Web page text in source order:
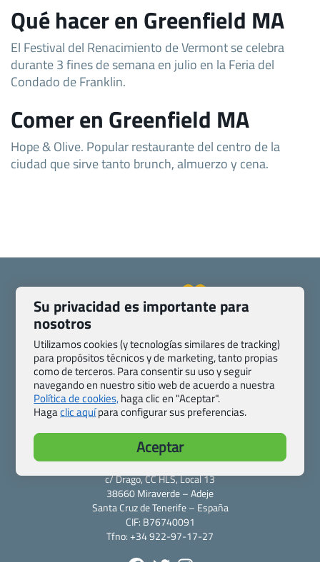
Qué hacer en Greenfield MA
El Festival del Renacimiento de Vermont se celebra
durante 3 fines de semana en julio en la Feria del
Condado de Franklin.
Comer en Greenfield MA
Hope & Olive. Popular restaurante del centro de la
ciudad que sirve tanto brunch, almuerzo y cena.
Pasaporte, Visado, Salud y otras disposiciones específicas
Blog de Viajes.com
Registro de agencias
Preguntas frecuentes
Condiciones generales
Política de privacidad y cookies
Transparencia
Todas las páginas – sitemap
Viajes.com
Last Minute Express S.L.U.
c/ Drago, CC HLS, Local 13
38660 Miraverde – Adeje
Santa Cruz de Tenerife – España
CIF: B76740091
Tfno: +34 922-97-17-27
Su privacidad es importante para
nosotros
Utilizamos cookies (y tecnologías similares de tracking)
para propósitos técnicos y de marketing, tanto propias
como de terceros. Para consentir su uso y seguir
navegando en nuestro sitio web de acuerdo a nuestra
Política de cookies,haga clic en "Aceptar".
Hagaclic aquípara configurar sus preferencias.
Aceptar